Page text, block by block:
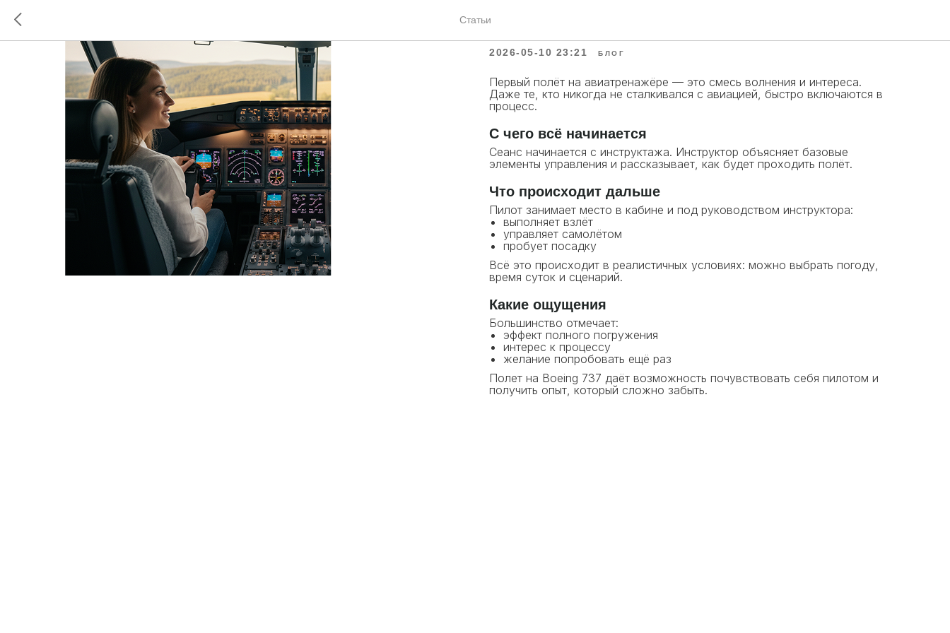
Статьиавиатренажёре
2026-05-10 23:21 БЛОГ
Первый полёт на авиатренажёре — это смесь волнения и интереса.
Даже те, кто никогда не сталкивался с авиацией, быстро включаются в
процесс.
С чего всё начинается
Сеанс начинается с инструктажа. Инструктор объясняет базовые
элементы управления и рассказывает, как будет проходить полёт.
Что происходит дальше
Пилот занимает место в кабине и под руководством инструктора:
выполняет взлёт
управляет самолётом
пробует посадку
Всё это происходит в реалистичных условиях: можно выбрать погоду,
время суток и сценарий.
Какие ощущения
Большинство отмечает:
эффект полного погружения
интерес к процессу
желание попробовать ещё раз
Полет на Boeing 737 даёт возможность почувствовать себя пилотом и
получить опыт, который сложно забыть.